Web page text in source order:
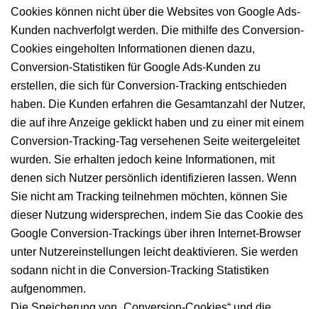
Cookies können nicht über die Websites von Google Ads-
Kunden nachverfolgt werden. Die mithilfe des Conversion-
Cookies eingeholten Informationen dienen dazu,
Conversion-Statistiken für Google Ads-Kunden zu
erstellen, die sich für Conversion-Tracking entschieden
haben. Die Kunden erfahren die Gesamtanzahl der Nutzer,
die auf ihre Anzeige geklickt haben und zu einer mit einem
Conversion-Tracking-Tag versehenen Seite weitergeleitet
wurden. Sie erhalten jedoch keine Informationen, mit
denen sich Nutzer persönlich identifizieren lassen. Wenn
Sie nicht am Tracking teilnehmen möchten, können Sie
dieser Nutzung widersprechen, indem Sie das Cookie des
Google Conversion-Trackings über ihren Internet-Browser
unter Nutzereinstellungen leicht deaktivieren. Sie werden
sodann nicht in die Conversion-Tracking Statistiken
aufgenommen.